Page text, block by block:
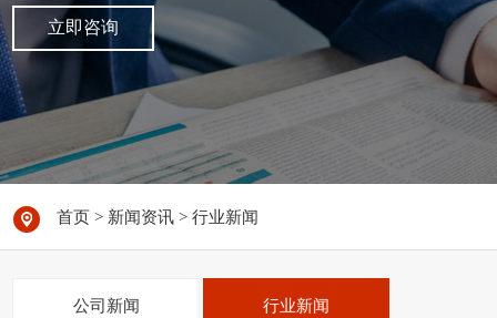
立即咨询
首页 > 新闻资讯 >行业新闻
公司新闻 行业新闻